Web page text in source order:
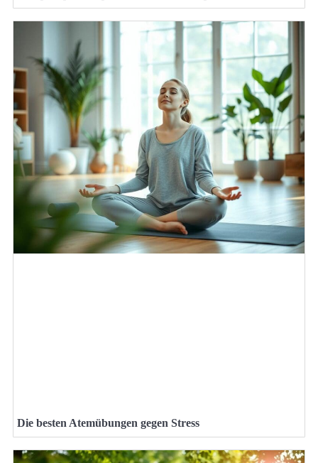
Die besten Atemübungen gegen Stress